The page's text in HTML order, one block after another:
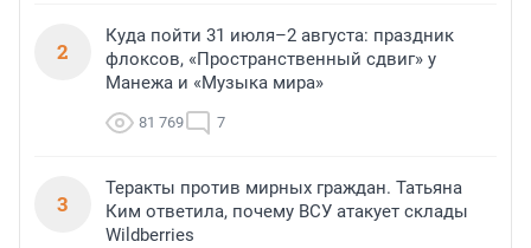
2
Куда пойти 31 июля–2 августа: праздник
флоксов, «Пространственный сдвиг» у
Манежа и «Музыка мира»
81 769 7
3
Теракты против мирных граждан. Татьяна
Ким ответила, почему ВСУ атакует склады
Wildberries